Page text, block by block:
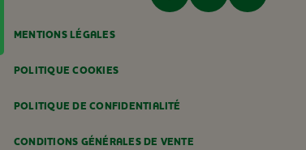
MENTIONS LÉGALES
POLITIQUE COOKIES
POLITIQUE DE CONFIDENTIALITÉ
CONDITIONS GÉNÉRALES DE VENTE